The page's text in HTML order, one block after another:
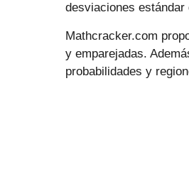
desviaciones estándar
Mathcracker.com
y emparejadas.
probabilidades y